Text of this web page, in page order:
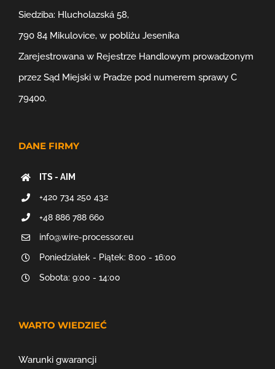
Siedziba: Hlucholazská 58,
790 84 Mikulovice, w pobliżu Jeseníka
Zarejestrowana w Rejestrze Handlowym prowadzonym
przez Sąd Miejski w Pradze pod numerem sprawy C
79400.
DANE FIRMY
ITS - AIM
+420 734 250 432
+48 886 788 660
info@wire-processor.eu
Poniedziałek - Piątek: 8:00 - 16:00
Sobota: 9:00 - 14:00
WARTO WIEDZIEĆ
Warunki gwarancji